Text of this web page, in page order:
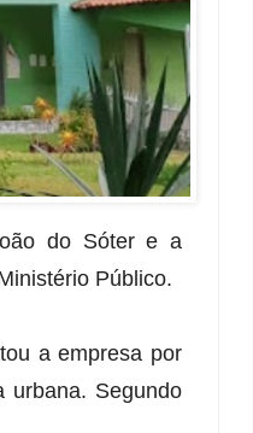
do Sóter e a
Público.
a empresa por
urbana. Segundo